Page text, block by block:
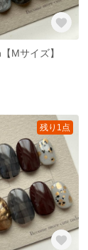
Mサイズ】
残り1点